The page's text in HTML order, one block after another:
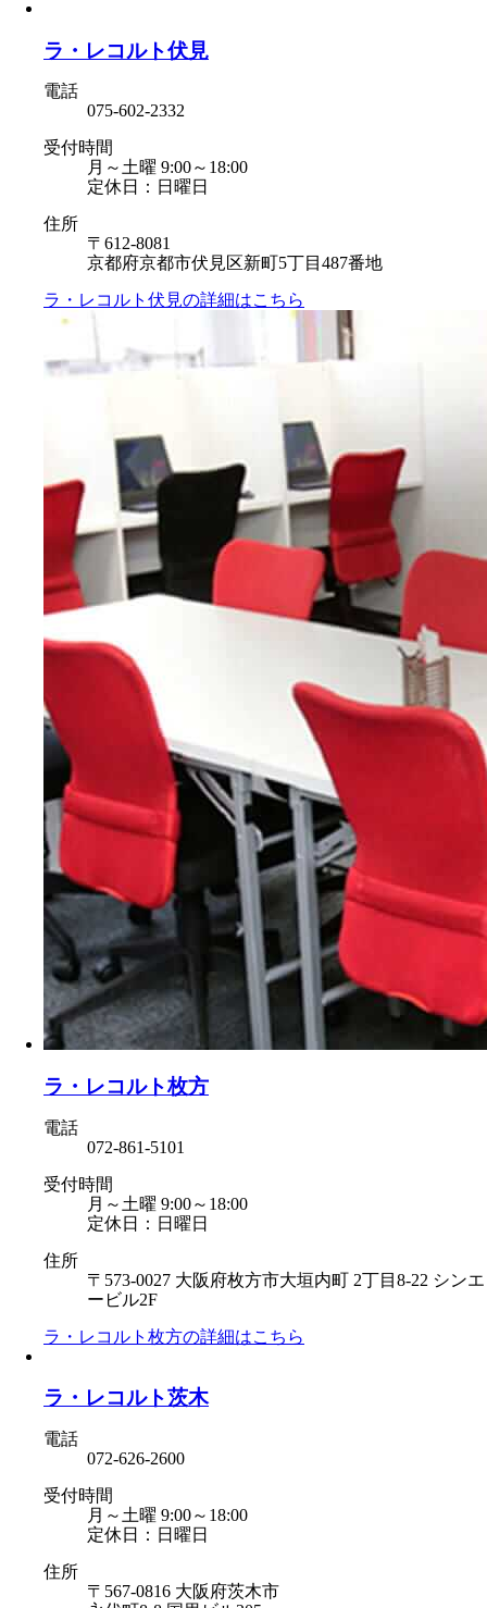
ラ・レコルト伏見
電話
075-602-2332
受付時間
月～土曜 9:00～18:00
定休日：日曜日
住所
〒612-8081
京都府京都市伏見区新町5丁目487番地
ラ・レコルト伏見の詳細はこちら
ラ・レコルト枚方
電話
072-861-5101
受付時間
月～土曜 9:00～18:00
定休日：日曜日
住所
〒573-0027 大阪府枚方市大垣内町 2丁目8-22 シンエ
ービル2F
ラ・レコルト枚方の詳細はこちら
ラ・レコルト茨木
電話
072-626-2600
受付時間
月～土曜 9:00～18:00
定休日：日曜日
住所
〒567-0816 大阪府茨木市